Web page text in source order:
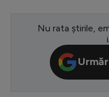
Premier
LaLiga
Serie A
Nu rata știrile,